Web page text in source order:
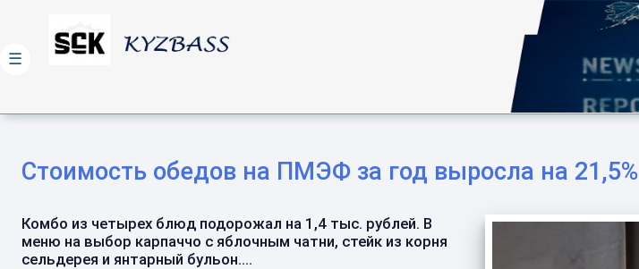
Стоимость обедов на ПМЭФ за год выросла на 21,5%
Комбо из четырех блюд подорожал на 1,4 тыс. рублей. В
меню на выбор карпаччо с яблочным чатни, стейк из корня
сельдерея и янтарный бульон....
☰